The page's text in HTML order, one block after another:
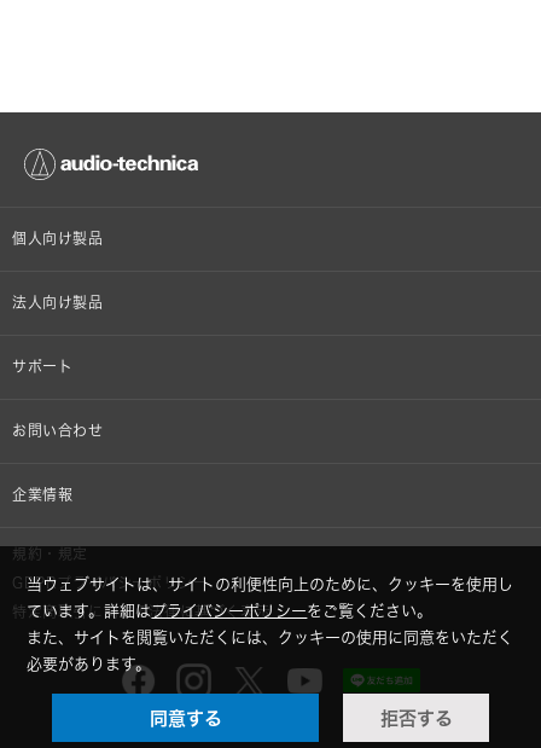
個人向け製品
オンラインストア限定
車載製品
部品/付属品
法人向け製品
設備音響機器
半導体レーザー応用製品
サポート
個人向け製品サポート
お問い合わせ
その他、メディア 取材関連等のお問い合わせ
企業情報
株式会社オーディオテクニカ
採用情報
GLOBAL-オーディオテクニカ
audio-technica MIMIO
規約・規定
GDPRプライバシーポリシー
特定商取引に関する法律に基づく表示
当ウェブサイトは、サイトの利便性向上のために、クッキーを使用し
ています。詳細はプライバシーポリシーをご覧ください。
また、サイトを閲覧いただくには、クッキーの使用に同意をいただく
必要があります。
同意する 拒否する